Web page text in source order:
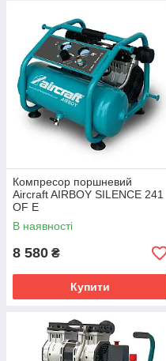
Компресор поршневий
Aircraft AIRBOY SILENCE 241
OF E
В наявності
8 580 ₴
Купити